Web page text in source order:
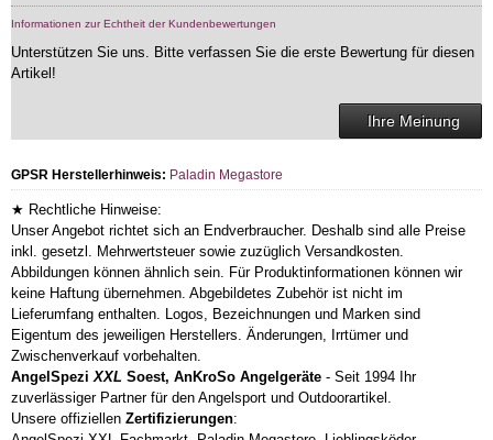
Informationen zur Echtheit der Kundenbewertungen
Unterstützen Sie uns. Bitte verfassen Sie die erste Bewertung für diesen
Artikel!
Ihre Meinung
GPSR Herstellerhinweis: Paladin Megastore
★ Rechtliche Hinweise:
Unser Angebot richtet sich an Endverbraucher. Deshalb sind alle Preise
inkl. gesetzl. Mehrwertsteuer sowie zuzüglich Versandkosten.
Abbildungen können ähnlich sein. Für Produktinformationen können wir
keine Haftung übernehmen. Abgebildetes Zubehör ist nicht im
Lieferumfang enthalten. Logos, Bezeichnungen und Marken sind
Eigentum des jeweiligen Herstellers. Änderungen, Irrtümer und
Zwischenverkauf vorbehalten.
AngelSpeziXXL Soest, AnKroSo Angelgeräte - Seit 1994 Ihr
zuverlässiger Partner für den Angelsport und Outdoorartikel.
Unsere offiziellen Zertifizierungen: